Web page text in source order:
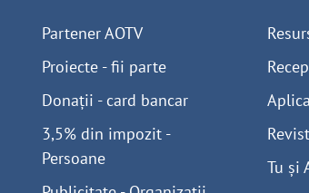
Partener AOTV
Proiecte - fii parte
Donații - card bancar
3,5% din impozit -
Persoane
Tu și